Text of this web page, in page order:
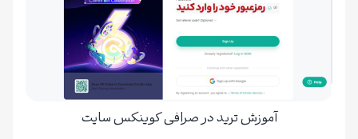
آموزش ترید در صرافی کوینکس سایت